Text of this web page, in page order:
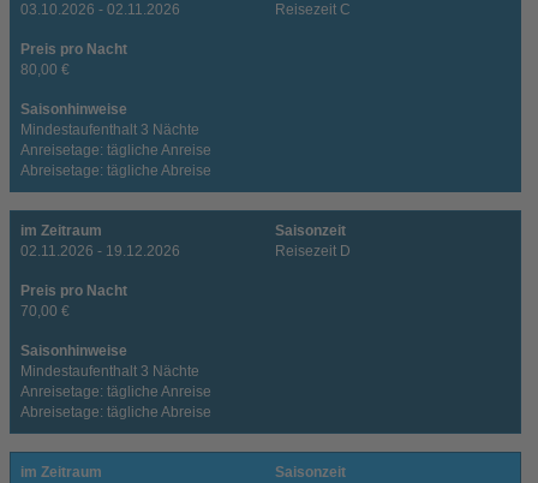
03.10.2026 - 02.11.2026
Reisezeit C
Preis pro Nacht
80,00 €
Saisonhinweise
Mindestaufenthalt 3 Nächte
Anreisetage: tägliche Anreise
Abreisetage: tägliche Abreise
im Zeitraum
02.11.2026 - 19.12.2026
Saisonzeit
Reisezeit D
Preis pro Nacht
70,00 €
Saisonhinweise
Mindestaufenthalt 3 Nächte
Anreisetage: tägliche Anreise
Abreisetage: tägliche Abreise
im Zeitraum
Saisonzeit